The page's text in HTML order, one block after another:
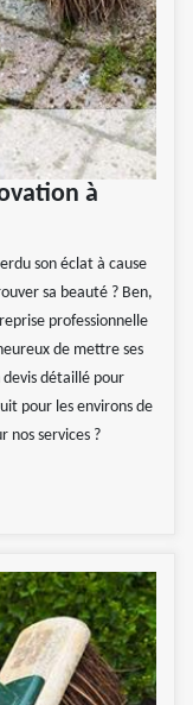
à
son éclat à cause
sa beauté ? Ben,
professionnelle
de mettre ses
détaillé pour
pour les environs de
nos services ?